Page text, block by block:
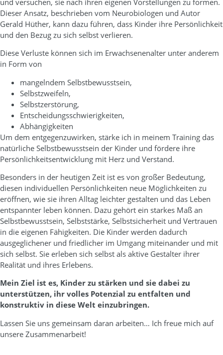
Dieser Ansatz, beschrieben vom Neurobiologen und Autor
Gerald Hüther, kann dazu führen, dass Kinder ihre Persönlichkeit
und den Bezug zu sich selbst verlieren.
Diese Verluste können sich im Erwachsenenalter unter anderem
in Form von
mangelndem Selbstbewusstsein,
Selbstzweifeln,
Selbstzerstörung,
Entscheidungsschwierigkeiten,
Abhängigkeiten
Um dem entgegenzuwirken, stärke ich in meinem Training das
natürliche Selbstbewusstsein der Kinder und fördere ihre
Persönlichkeitsentwicklung mit Herz und Verstand.
Besonders in der heutigen Zeit ist es von großer Bedeutung,
diesen individuellen Persönlichkeiten neue Möglichkeiten zu
eröffnen, wie sie ihren Alltag leichter gestalten und das Leben
entspannter leben können. Dazu gehört ein starkes Maß an
Selbstbewusstsein, Selbststärke, Selbstsicherheit und Vertrauen
in die eigenen Fähigkeiten. Die Kinder werden dadurch
ausgeglichener und friedlicher im Umgang miteinander und mit
sich selbst. Sie erleben sich selbst als aktive Gestalter ihrer
Realität und ihres Erlebens.
Mein Ziel ist es, Kinder zu stärken und sie dabei zu
unterstützen, ihr volles Potenzial zu entfalten und
konstruktiv in diese Welt einzubringen.
Lassen Sie uns gemeinsam daran arbeiten… Ich freue mich auf
unsere Zusammenarbeit!